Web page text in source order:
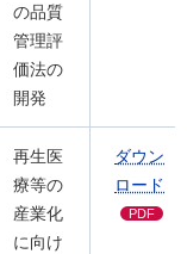
の品質
管理評
価法の
開発
再生医
療等の
産業化
に向け
ダウン
ロード
PDF